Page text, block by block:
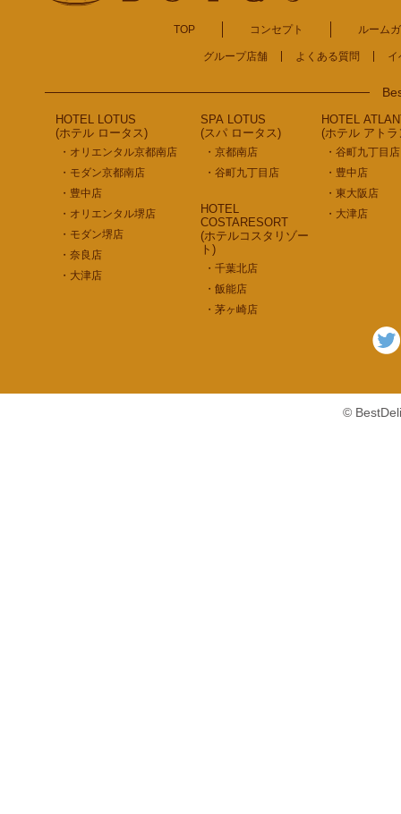
TOP コンセプト ルーム
グループ店舗 よくある質問 イ
HOTEL LOTUS
(ホテル ロータス)
・オリエンタル京都南店
・モダン京都南店
・豊中店
・オリエンタル堺店
・モダン堺店
・奈良店
・大津店
SPA LOTUS
(スパ ロータス)
・京都南店
・谷町九丁目店
HOTEL
COSTARESORT
(ホテルコスタリゾー
ト)
・千葉北店
・飯能店
・茅ヶ崎店
HOTEL
(ホテル アト
・谷町九丁目店
・豊中店
・東大阪店
・大津店
©